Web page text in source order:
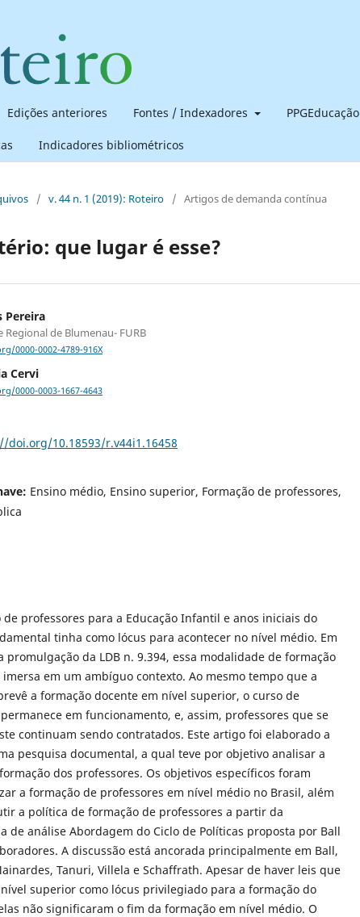
Edições anteriores Fontes / Indexadores PPGEducação
Indicadores bibliométricos
/ v. 44 n. 1 (2019): Roteiro / Artigos de demanda contínua
que lugar é esse?
Pereira
Regional de Blumenau- FURB
0000-0002-4789-916X
Cervi
0000-0003-1667-4643
doi.org/10.18593/r.v44i1.16458
Ensino médio, Ensino superior, Formação de professores,
de professores para a Educação Infantil e anos iniciais do
tinha como lócus para acontecer no nível médio. Em
promulgação da LDB n. 9.394, essa modalidade de formação
em um ambíguo contexto. Ao mesmo tempo que a
a formação docente em nível superior, o curso de
em funcionamento, e, assim, professores que se
continuam sendo contratados. Este artigo foi elaborado a
pesquisa documental, a qual teve por objetivo analisar a
dos professores. Os objetivos específicos foram
a formação de professores em nível médio no Brasil, além
a política de formação de professores a partir da
de análise Abordagem do Ciclo de Políticas proposta por Ball
A discussão está ancorada principalmente em Ball,
Tanuri, Villela e Schaffrath. Apesar de haver leis que
superior como lócus privilegiado para a formação do
não significaram o fim da formação em nível médio. O